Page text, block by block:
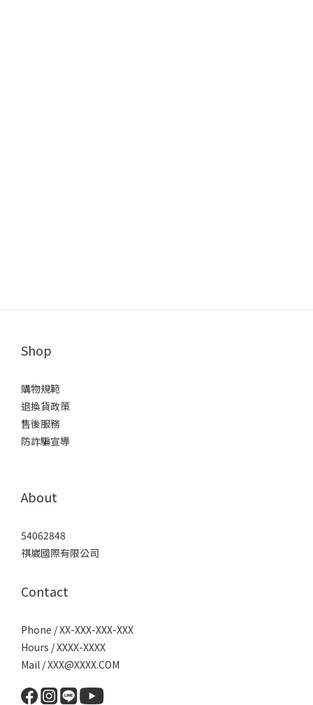
Shop
購物規範
退換貨政策
售後服務
防詐騙宣導
About
54062848
祺崴國際有限公司
Contact
Phone / XX-XXX-XXX-XXX
Hours / XXXX-XXXX
Mail / XXX@XXXX.COM